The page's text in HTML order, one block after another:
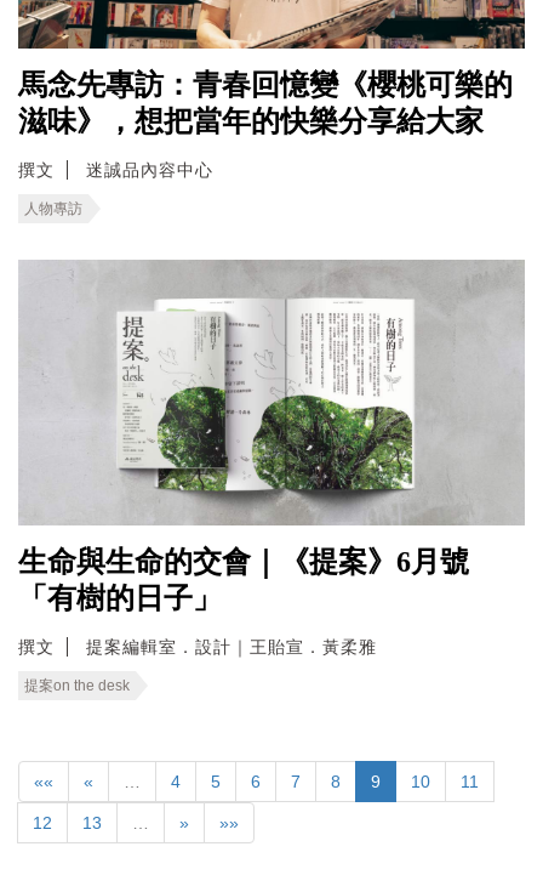
馬念先專訪：青春回憶變《櫻桃可樂的
滋味》，想把當年的快樂分享給大家
撰文 迷誠品內容中心
人物專訪
生命與生命的交會｜《提案》6月號
「有樹的日子」
撰文 提案編輯室．設計｜王貽宣．黃柔雅
提案on the desk
«« « 4 5 6 7 8 9 10 11
12 13 » »»